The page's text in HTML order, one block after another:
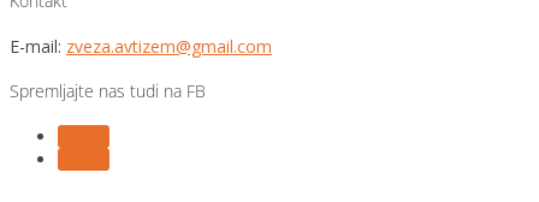
E-mail: zveza.avtizem@gmail.com
Spremljajte nas tudi na FB